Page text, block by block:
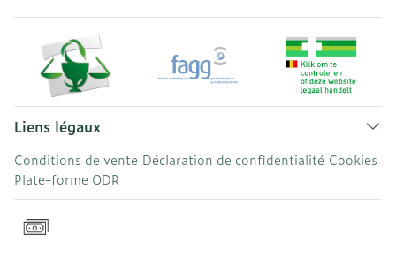
Liens légaux
Conditions de vente Déclaration de confidentialité Cookies
Plate-forme ODR